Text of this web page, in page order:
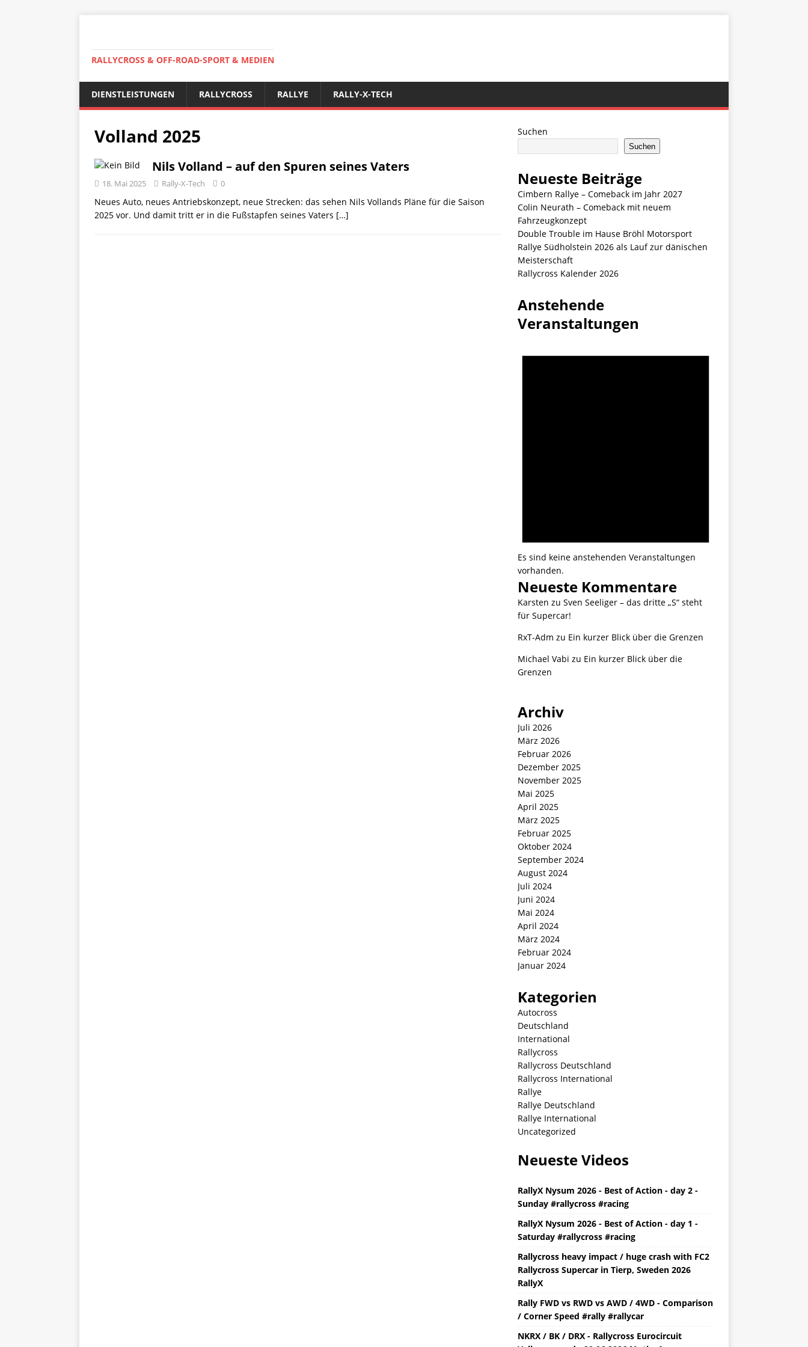
RALLYCROSS & OFF-ROAD-SPORT & MEDIEN
DIENSTLEISTUNGEN RALLYCROSS RALLYE RALLY-X-TECH
Volland 2025
Nils Volland – auf den Spuren seines Vaters
18. Mai 2025 Rally-X-Tech 0
Neues Auto, neues Antriebskonzept, neue Strecken: das sehen Nils Vollands Pläne für die Saison
2025 vor. Und damit tritt er in die Fußstapfen seines Vaters […]
Suchen
Suchen
Neueste Beiträge
Cimbern Rallye – Comeback im Jahr 2027
Colin Neurath – Comeback mit neuem
Fahrzeugkonzept
Double Trouble im Hause Bröhl Motorsport
Rallye Südholstein 2026 als Lauf zur dänischen
Meisterschaft
Rallycross Kalender 2026
Anstehende
Veranstaltungen
Es sind keine anstehenden Veranstaltungen
vorhanden.
Neueste Kommentare
Karsten zu Sven Seeliger – das dritte „S“ steht
für Supercar!
RxT-Adm zu Ein kurzer Blick über die Grenzen
Michael Vabi zu Ein kurzer Blick über die
Grenzen
Archiv
Juli 2026
März 2026
Februar 2026
Dezember 2025
November 2025
Mai 2025
April 2025
März 2025
Februar 2025
Oktober 2024
September 2024
August 2024
Juli 2024
Juni 2024
Mai 2024
April 2024
März 2024
Februar 2024
Januar 2024
Kategorien
Autocross
Deutschland
International
Rallycross
Rallycross Deutschland
Rallycross International
Rallye
Rallye Deutschland
Rallye International
Uncategorized
Neueste Videos
RallyX Nysum 2026 - Best of Action - day 2 -
Sunday #rallycross #racing
RallyX Nysum 2026 - Best of Action - day 1 -
Saturday #rallycross #racing
Rallycross heavy impact / huge crash with FC2
Rallycross Supercar in Tierp, Sweden 2026
RallyX
Rally FWD vs RWD vs AWD / 4WD - Comparison
/ Corner Speed #rally #rallycar
NKRX / BK / DRX - Rallycross Eurocircuit